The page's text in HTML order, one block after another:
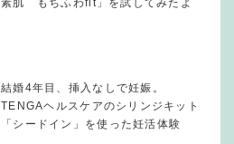
素肌 もちふわfit」を試してみたよ
結婚4年目、挿入なしで妊娠。
TENGAヘルスケアのシリンジキット
「シードイン」を使った妊活体験